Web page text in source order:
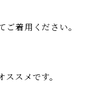
着用ください。
スメです。